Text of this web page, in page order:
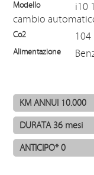
Modello
i10
cambio
Co2 104
Alimentazione